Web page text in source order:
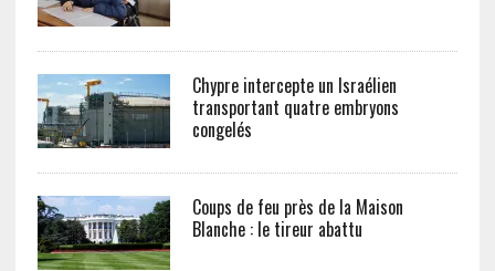
Chypre intercepte un Israélien
transportant quatre embryons
congelés
Coups de feu près de la Maison
Blanche : le tireur abattu